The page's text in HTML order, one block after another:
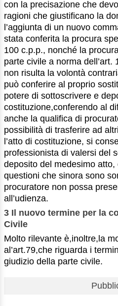
con la precisazione che
ragioni che giustificano la
l’aggiunta di un nuovo
stata conferita la procura
100 c.p.p., nonché la
parte civile a norma dell’art.
non risulta la volontà
può conferire al proprio
potere di sottoscrivere e
costituzione,conferendo al
anche la qualifica di
possibilità di trasferire ad
l’atto di costituzione, si
professionista di valersi del
deposito del medesimo
questioni che sinora sono
procuratore non possa
all’udienza.
3 Il nuovo termine per la
Civile
Molto rilevante è,inoltre,la
al’art.79,che riguarda i
giudizio della parte civile.